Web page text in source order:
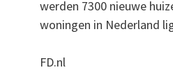
werden 7300 nieuwe
woningen in Nederland
FD.nl